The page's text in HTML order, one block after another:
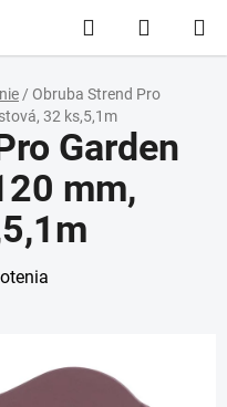
Hľadať
KOŠÍK
/ Obruba Strend Pro
32 ks,5,1m
Garden
mm,